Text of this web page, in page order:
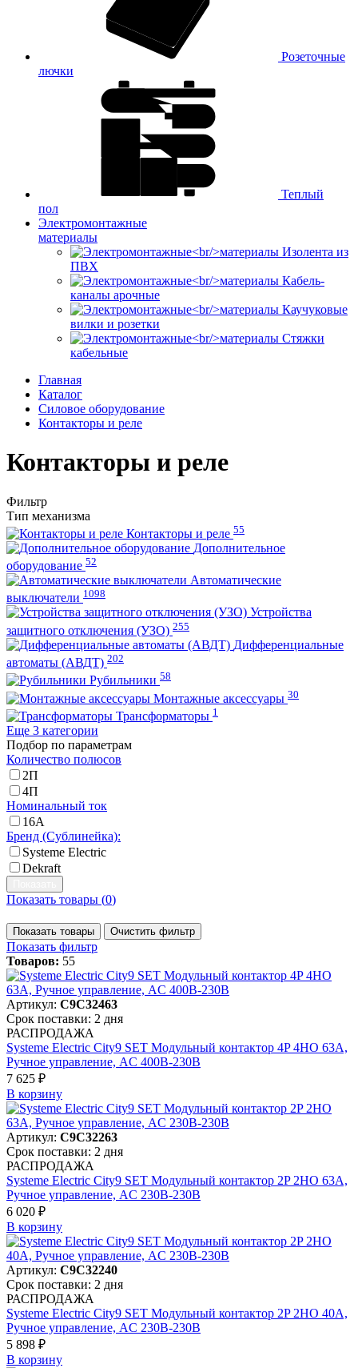
Розеточные
лючки
Теплый
пол
Электромонтажные
материалы
Изолента из
ПВХ
Кабель-
каналы арочные
Каучуковые
вилки и розетки
Стяжки
кабельные
Главная
Каталог
Силовое оборудование
Контакторы и реле
Контакторы и реле
Фильтр
Тип механизма
Контакторы и реле 55
Дополнительное
оборудование 52
Автоматические
выключатели 1098
Устройства
защитного отключения (УЗО) 255
Дифференциальные
автоматы (АВДТ) 202
Рубильники 58
Монтажные аксессуары 30
Трансформаторы 1
Еще 3 категории
Подбор по параметрам
Количество полюсов
2П
4П
Номинальный ток
16А
Бренд (Сублинейка):
Systeme Electric
Dekraft
Показать товары (0)
Показать товары Очистить фильтр
Показать фильтр
Товаров: 55
Артикул: C9C32463
Срок поставки: 2 дня
РАСПРОДАЖА
Systeme Electric City9 SET Модульный контактор 4P 4НО 63A,
Ручное управление, AC 400В-230В
7 625 ₽
В корзинy
Артикул: C9C32263
Срок поставки: 2 дня
РАСПРОДАЖА
Systeme Electric City9 SET Модульный контактор 2P 2НО 63A,
Ручное управление, AC 230В-230В
6 020 ₽
В корзинy
Артикул: C9C32240
Срок поставки: 2 дня
РАСПРОДАЖА
Systeme Electric City9 SET Модульный контактор 2P 2НО 40A,
Ручное управление, AC 230В-230В
5 898 ₽
В корзинy